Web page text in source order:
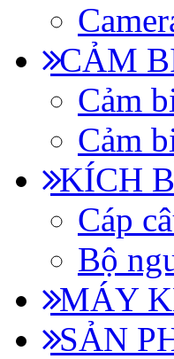
CẢM
Cảm
Cảm
KÍCH
Cáp
Bộ
MÁY
SẢN